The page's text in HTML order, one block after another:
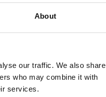
About
our traffic. We also share
who may combine it with
services.